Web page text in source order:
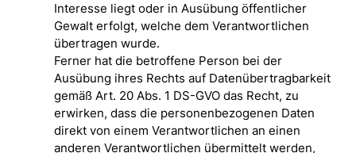
Interesse liegt oder in Ausübung öffentlicher
Gewalt erfolgt, welche dem Verantwortlichen
übertragen wurde.
Ferner hat die betroffene Person bei der
Ausübung ihres Rechts auf Datenübertragbarkeit
gemäß Art. 20 Abs. 1 DS-GVO das Recht, zu
erwirken, dass die personenbezogenen Daten
direkt von einem Verantwortlichen an einen
anderen Verantwortlichen übermittelt werden,